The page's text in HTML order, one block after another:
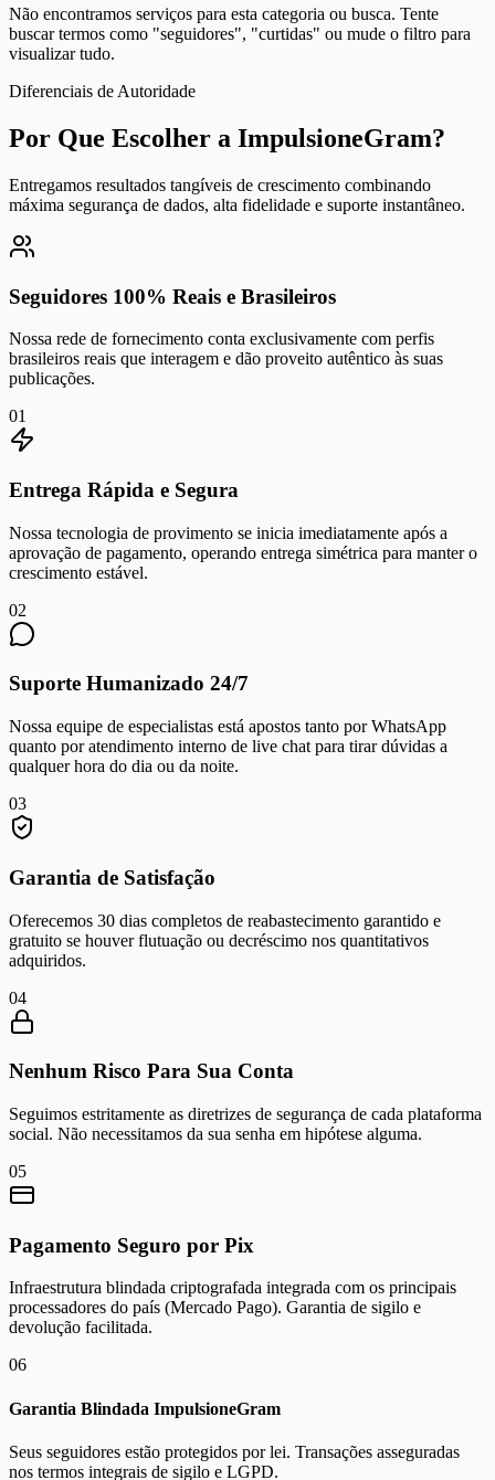
Não encontramos serviços para esta categoria ou busca. Tente
buscar termos como "seguidores", "curtidas" ou mude o filtro para
visualizar tudo.
Diferenciais de Autoridade
Por Que Escolher a ImpulsioneGram?
Entregamos resultados tangíveis de crescimento combinando
máxima segurança de dados, alta fidelidade e suporte instantâneo.
Seguidores 100% Reais e Brasileiros
Nossa rede de fornecimento conta exclusivamente com perfis
brasileiros reais que interagem e dão proveito autêntico às suas
publicações.
01
Entrega Rápida e Segura
Nossa tecnologia de provimento se inicia imediatamente após a
aprovação de pagamento, operando entrega simétrica para manter o
crescimento estável.
02
Suporte Humanizado 24/7
Nossa equipe de especialistas está apostos tanto por WhatsApp
quanto por atendimento interno de live chat para tirar dúvidas a
qualquer hora do dia ou da noite.
03
Garantia de Satisfação
Oferecemos 30 dias completos de reabastecimento garantido e
gratuito se houver flutuação ou decréscimo nos quantitativos
adquiridos.
04
Nenhum Risco Para Sua Conta
Seguimos estritamente as diretrizes de segurança de cada plataforma
social. Não necessitamos da sua senha em hipótese alguma.
05
Pagamento Seguro por Pix
Infraestrutura blindada criptografada integrada com os principais
processadores do país (Mercado Pago). Garantia de sigilo e
devolução facilitada.
06
Garantia Blindada ImpulsioneGram
Seus seguidores estão protegidos por lei. Transações asseguradas
nos termos integrais de sigilo e LGPD.